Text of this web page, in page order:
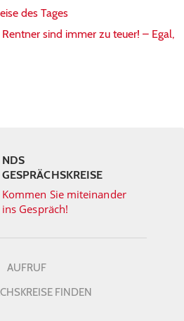
des Tages
Rentner sind immer zu teuer! – Egal,
NDS
GESPRÄCHSKREISE
Kommen Sie miteinander
ins Gespräch!
AUFRUF
FINDEN